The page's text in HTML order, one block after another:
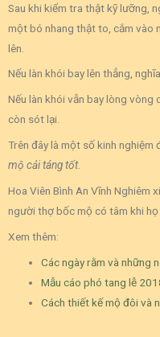
Sau khi kiểm tra thật kỹ lưỡng,
một bó nhang thật to, cắm vào
lên.
Nếu làn khói bay lên thẳng,
Nếu làn khói vẫn bay lòng vòng
còn sót lại.
Trên đây là một số kinh nghiệm
mộ cải táng tốt.
Hoa Viên Bình An Vĩnh Nghiêm
người thợ bốc mộ có tâm khi
Xem thêm:
Các ngày rằm và những
Mẫu cáo phó tang lễ
Cách thiết kế mộ đôi và